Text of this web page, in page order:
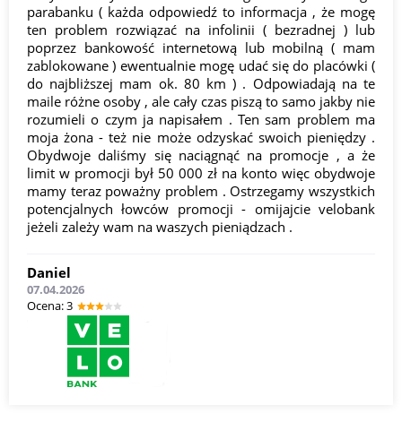
parabanku ( każda odpowiedź to informacja , że mogę
ten problem rozwiązać na infolinii ( bezradnej ) lub
poprzez bankowość internetową lub mobilną ( mam
zablokowane ) ewentualnie mogę udać się do placówki (
do najbliższej mam ok. 80 km ) . Odpowiadają na te
maile różne osoby , ale cały czas piszą to samo jakby nie
rozumieli o czym ja napisałem . Ten sam problem ma
moja żona - też nie może odzyskać swoich pieniędzy .
Obydwoje daliśmy się naciągnąć na promocje , a że
limit w promocji był 50 000 zł na konto więc obydwoje
mamy teraz poważny problem . Ostrzegamy wszystkich
potencjalnych łowców promocji - omijajcie velobank
jeżeli zależy wam na waszych pieniądzach .
Daniel
07.04.2026
Оcena: 3